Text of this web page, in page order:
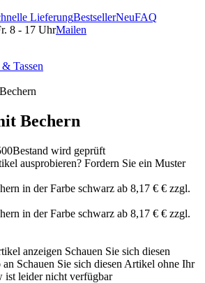
LieferungBestsellerNeuFAQ
8 - 17 UhrMailen
Tassen
Bechern
Bestand wird geprüft
ausprobieren? Fordern Sie ein Muster
anzeigen Schauen Sie sich diesen
Schauen Sie sich diesen Artikel ohne Ihr
ist leider nicht verfügbar